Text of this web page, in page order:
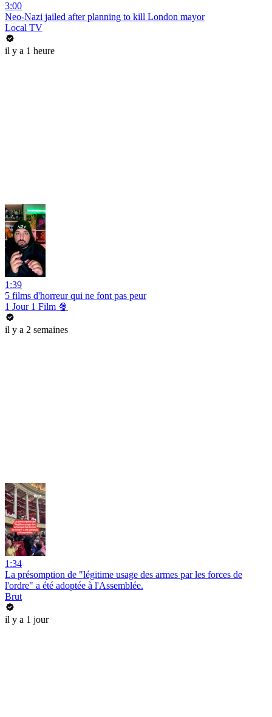
3:00
Neo-Nazi jailed after planning to kill London mayor
Local TV
il y a 1 heure
1:39
5 films d'horreur qui ne font pas peur
1 Jour 1 Film 🍿
il y a 2 semaines
1:34
La présomption de "légitime usage des armes par les forces de
l'ordre" a été adoptée à l'Assemblée.
Brut
il y a 1 jour